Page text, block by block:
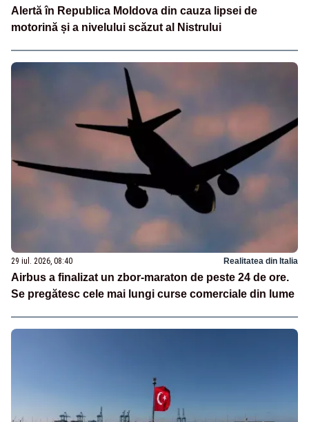
Alertă în Republica Moldova din cauza lipsei de
motorină și a nivelului scăzut al Nistrului
29 iul. 2026, 08:40 Realitatea din Italia
Airbus a finalizat un zbor-maraton de peste 24 de ore.
Se pregătesc cele mai lungi curse comerciale din lume